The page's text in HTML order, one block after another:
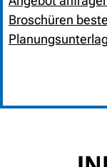
Broschüren
PREV NEXT